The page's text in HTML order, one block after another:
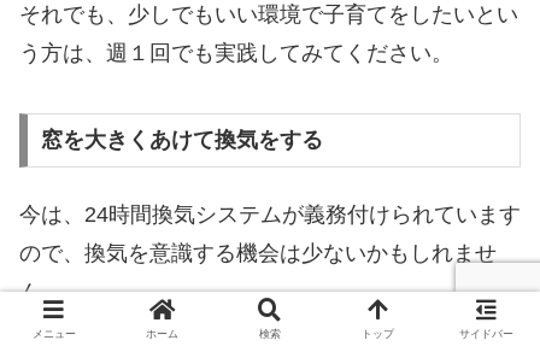
それでも、少しでもいい環境で子育てをしたいとい
う方は、週１回でも実践してみてください。
窓を大きくあけて換気をする
今は、24時間換気システムが義務付けられています
ので、換気を意識する機会は少ないかもしれませ
ん。
メニュー ホーム 検索 トップ サイドバー